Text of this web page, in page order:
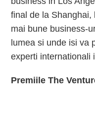
final de la
mai bune business-
lumea si unde isi va
experti internationali
Premiile The